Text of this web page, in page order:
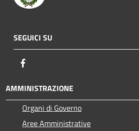
SEGUICI SU
AMMINISTRAZIONE
Organi di Governo
Aree Amministrative